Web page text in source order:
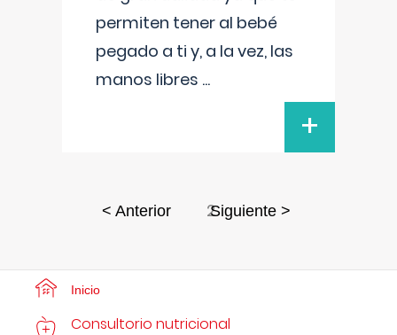
permiten tener al bebé
pegado a ti y, a la vez, las
manos libres ...
+
< Anterior 2Siguiente >
Inicio
Consultorio nutricional